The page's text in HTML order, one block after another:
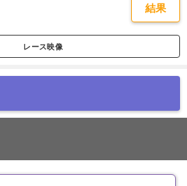
結果
レース映像